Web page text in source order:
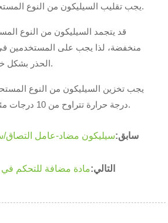
يجب تقليب السيليكون من النوع المستحلب جيدًا قبل الاستخدام.
قد يتجمد السيليكون من النوع
منخفضة، لذا يجب على المستخدمين
الحذر بشكل خاص فيما يتعلق بالتخزين.
يجب تخزين السيليكون من النوع
درجة حرارة تتراوح من 10 درجات مئوية إلى +30 درجة مئوية.
سابق:سيليكون مضاد-عامل التصاق/
التالي:مادة مضافة للتحكم في